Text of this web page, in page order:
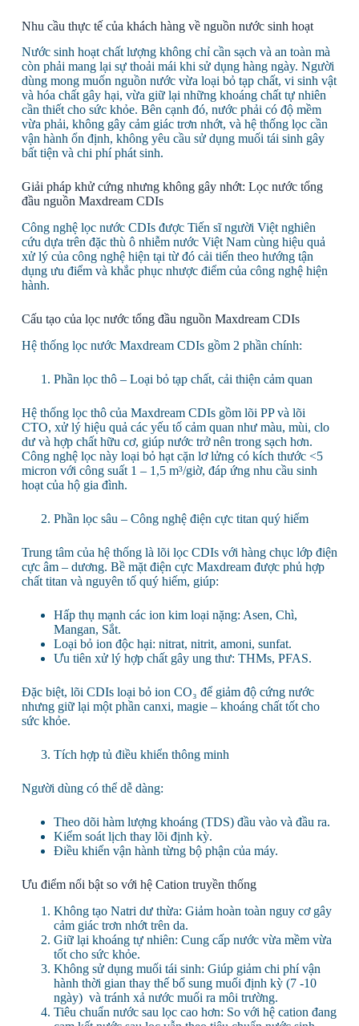
Nhu cầu thực tế của khách hàng về nguồn nước sinh hoạt
Nước sinh hoạt chất lượng không chỉ cần sạch và an toàn mà
còn phải mang lại sự thoải mái khi sử dụng hàng ngày. Người
dùng mong muốn nguồn nước vừa loại bỏ tạp chất, vi sinh vật
và hóa chất gây hại, vừa giữ lại những khoáng chất tự nhiên
cần thiết cho sức khỏe. Bên cạnh đó, nước phải có độ mềm
vừa phải, không gây cảm giác trơn nhớt, và hệ thống lọc cần
vận hành ổn định, không yêu cầu sử dụng muối tái sinh gây
bất tiện và chi phí phát sinh.
Giải pháp khử cứng nhưng không gây nhớt: Lọc nước tổng
đầu nguồn Maxdream CDIs
Công nghệ lọc nước CDIs được Tiến sĩ người Việt nghiên
cứu dựa trên đặc thù ô nhiễm nước Việt Nam cùng hiệu quả
xử lý của công nghệ hiện tại từ đó cải tiến theo hướng tận
dụng ưu điểm và khắc phục nhược điểm của công nghệ hiện
hành.
Cấu tạo của lọc nước tổng đầu nguồn Maxdream CDIs
Hệ thống lọc nước Maxdream CDIs gồm 2 phần chính:
Phần lọc thô – Loại bỏ tạp chất, cải thiện cảm quan
Hệ thống lọc thô của Maxdream CDIs gồm lõi PP và lõi
CTO, xử lý hiệu quả các yếu tố cảm quan như màu, mùi, clo
dư và hợp chất hữu cơ, giúp nước trở nên trong sạch hơn.
Công nghệ lọc này loại bỏ hạt cặn lơ lửng có kích thước <5
micron với công suất 1 – 1,5 m³/giờ, đáp ứng nhu cầu sinh
hoạt của hộ gia đình.
Phần lọc sâu – Công nghệ điện cực titan quý hiếm
Trung tâm của hệ thống là lõi lọc CDIs với hàng chục lớp điện
cực âm – dương. Bề mặt điện cực Maxdream được phủ hợp
chất titan và nguyên tố quý hiếm, giúp:
Hấp thụ mạnh các ion kim loại nặng: Asen, Chì,
Mangan, Sắt.
Loại bỏ ion độc hại: nitrat, nitrit, amoni, sunfat.
Ưu tiên xử lý hợp chất gây ung thư: THMs, PFAS.
Đặc biệt, lõi CDIs loại bỏ ion CO₃ để giảm độ cứng nước
nhưng giữ lại một phần canxi, magie – khoáng chất tốt cho
sức khỏe.
Tích hợp tủ điều khiển thông minh
Người dùng có thể dễ dàng:
Theo dõi hàm lượng khoáng (TDS) đầu vào và đầu ra.
Kiểm soát lịch thay lõi định kỳ.
Điều khiển vận hành từng bộ phận của máy.
Ưu điểm nổi bật so với hệ Cation truyền thống
Không tạo Natri dư thừa: Giảm hoàn toàn nguy cơ gây
cảm giác trơn nhớt trên da.
Giữ lại khoáng tự nhiên: Cung cấp nước vừa mềm vừa
tốt cho sức khỏe.
Không sử dụng muối tái sinh: Giúp giảm chi phí vận
hành thời gian thay thế bổ sung muối định kỳ (7 -10
ngày) và tránh xả nước muối ra môi trường.
Tiêu chuẩn nước sau lọc cao hơn: So với hệ cation đang